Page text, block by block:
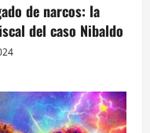
de narcos: la
del caso Nibaldo